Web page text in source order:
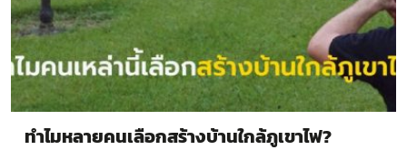
ทำไมหลายคนเลือกสร้างบ้านใกล้ภูเขาไฟ?